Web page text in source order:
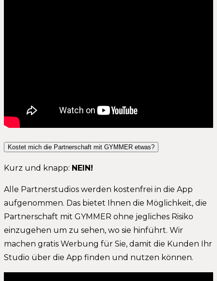
Kostet mich die Partnerschaft mit GYMMER etwas?
Kurz und knapp: NEIN!
Alle Partnerstudios werden kostenfrei in die App
aufgenommen. Das bietet Ihnen die Möglichkeit, die
Partnerschaft mit GYMMER ohne jegliches Risiko
einzugehen um zu sehen, wo sie hinführt. Wir
machen gratis Werbung für Sie, damit die Kunden Ihr
Studio über die App finden und nutzen können.